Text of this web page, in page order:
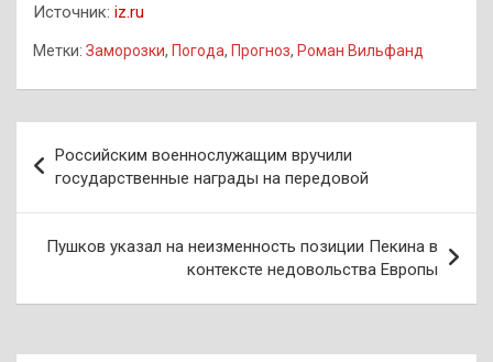
Источник: iz.ru
Метки: Заморозки, Погода, Прогноз, Роман Вильфанд
по
записям
Российским военнослужащим вручили
государственные награды на передовой
Пушков указал на неизменность позиции Пекина в
контексте недовольства Европы